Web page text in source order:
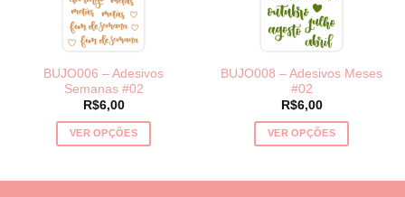
BUJO006 – Adesivos
Semanas #02
R$6,00
VER OPÇÕES
BUJO008 – Adesivos Meses
#02
R$6,00
VER OPÇÕES